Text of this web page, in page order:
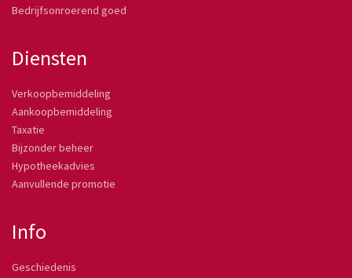
Bedrijfsonroerend goed
Diensten
Verkoopbemiddeling
Aankoopbemiddeling
Taxatie
Bijzonder beheer
Hypotheekadvies
Aanvullende promotie
Info
Geschiedenis